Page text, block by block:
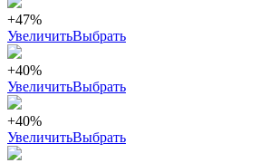
+47%
УвеличитьВыбрать
+40%
УвеличитьВыбрать
+40%
УвеличитьВыбрать